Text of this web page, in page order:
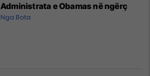
Administrata e Obamas në ngërç
Nga Bota